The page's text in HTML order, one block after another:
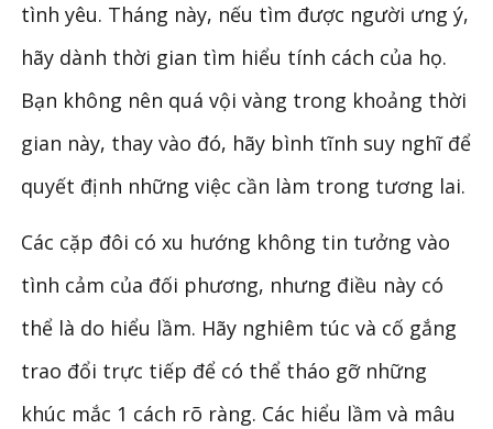
tình yêu. Tháng này, nếu tìm được người ưng ý,
hãy dành thời gian tìm hiểu tính cách của họ.
Bạn không nên quá vội vàng trong khoảng thời
gian này, thay vào đó, hãy bình tĩnh suy nghĩ để
quyết định những việc cần làm trong tương lai.
Các cặp đôi có xu hướng không tin tưởng vào
tình cảm của đối phương, nhưng điều này có
thể là do hiểu lầm. Hãy nghiêm túc và cố gắng
trao đổi trực tiếp để có thể tháo gỡ những
khúc mắc 1 cách rõ ràng. Các hiểu lầm và mâu